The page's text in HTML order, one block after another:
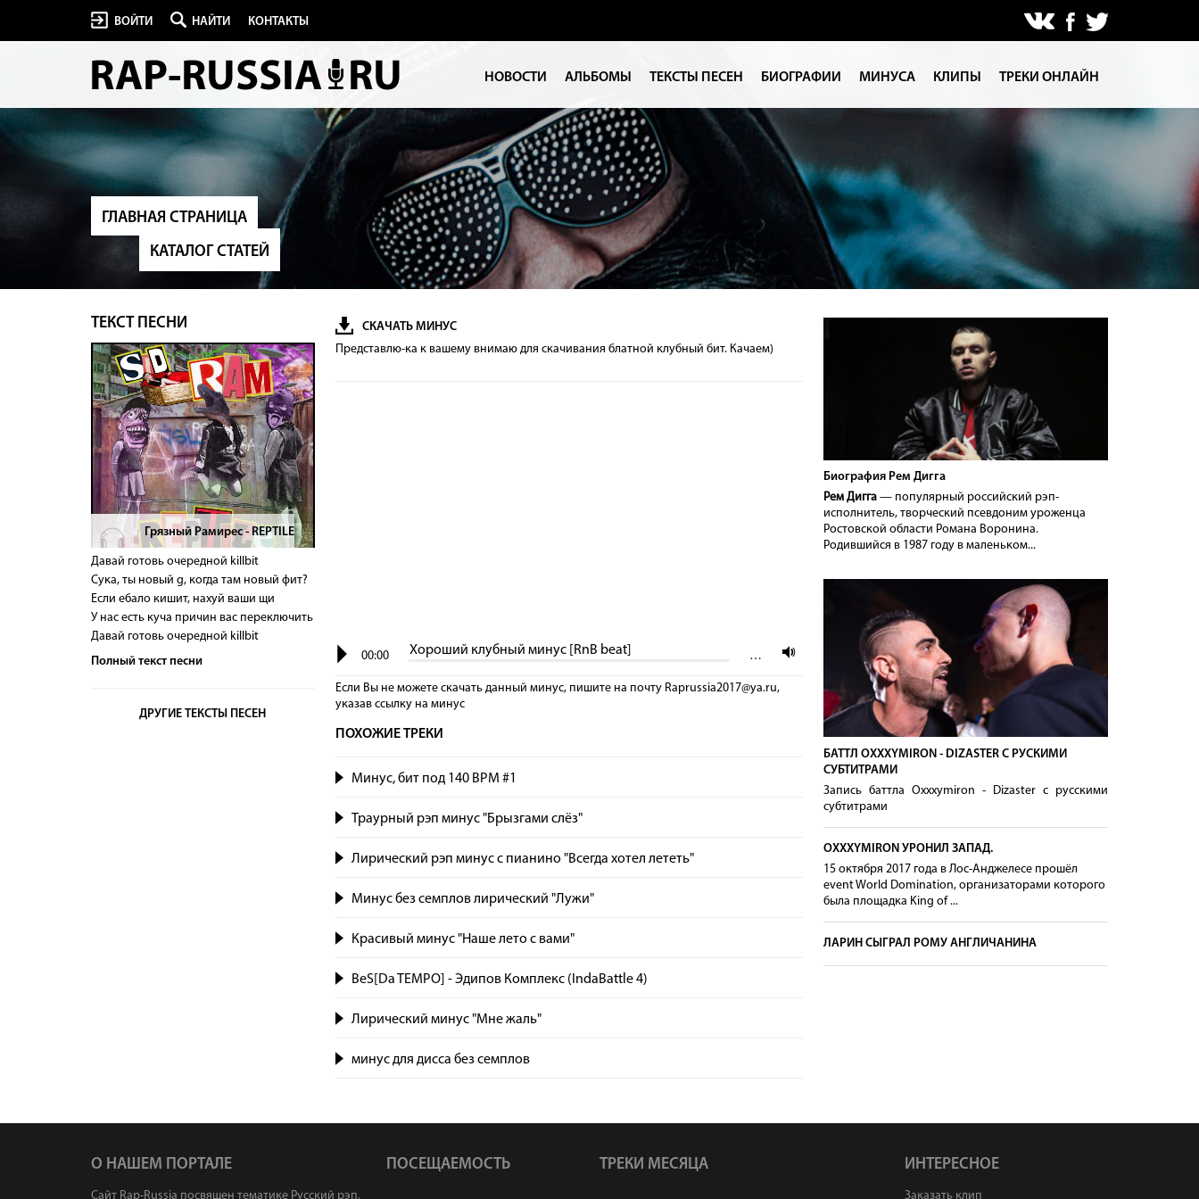
ВОЙТИ НАЙТИ КОНТАКТЫ
НОВОСТИ АЛЬБОМЫ ТЕКСТЫ ПЕСЕН БИОГРАФИИ МИНУСА КЛИПЫ ТРЕКИ ОНЛАЙН
ГЛАВНАЯ СТРАНИЦА
КАТАЛОГ СТАТЕЙ
ТЕКСТ ПЕСНИ
> Грязный Рамирес - REPTILE
Давай готовь очередной killbit
Сука, ты новый g, когда там новый фит?
Если ебало кишит, нахуй ваши щи
У нас есть куча причин вас переключить
Давай готовь очередной killbit
Полный текст песни
ДРУГИЕ ТЕКСТЫ ПЕСЕН
СКАЧАТЬ МИНУС
Представлю-ка к вашему внимаю для скачивания блатной клубный бит. Качаем)
Хороший клубный минус [RnB beat]
00:00 …
Если Вы не можете скачать данный минус, пишите на почту Raprussia2017@ya.ru,
указав сcылку на минус
ПОХОЖИЕ ТРЕКИ
Минус, бит под 140 BPM #1
Траурный рэп минус "Брызгами слёз"
Лирический рэп минус с пианино "Всегда хотел лететь"
Минус без семплов лирический "Лужи"
Красивый минус "Наше лето с вами"
BeS[Da TEMPO] - Эдипов Комплекс (IndaBattle 4)
Лирический минус "Мне жаль"
минус для дисса без семплов
Биография Рем Дигга
Рем Дигга— популярный российский рэп-
исполнитель, творческий псевдоним уроженца
Ростовской области Романа Воронина.
Родившийся в 1987 году в маленьком...
БАТТЛ OXXXYMIRON - DIZASTER С РУСКИМИ
СУБТИТРАМИ
Запись баттла Oxxxymiron - Dizaster с русскими
субтитрами
OXXXYMIRON УРОНИЛ ЗАПАД.
15 октября 2017 года в Лос-Анджелесе прошёл
event World Domination, организаторами которого
была площадка King of ...
ЛАРИН СЫГРАЛ РОМУ АНГЛИЧАНИНА
О НАШЕМ ПОРТАЛЕ
Сайт Rap-Russia посвящен тематике Русский рэп.
ПОСЕЩАЕМОСТЬ ТРЕКИ МЕСЯЦА ИНТЕРЕСНОЕ
Заказать клип